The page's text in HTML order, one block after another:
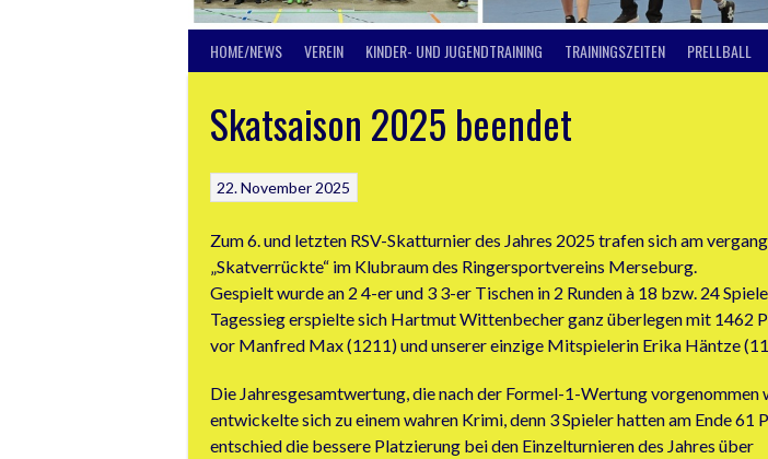
HOME/NEWS VEREIN KINDER- UND JUGENDTRAINING TRAININGSZEITEN PRELLBALL
Skatsaison 2025 beendet
22. November 2025
Zum 6. und letzten RSV-Skatturnier des Jahres 2025 trafen sich am
„Skatverrückte“ im Klubraum des Ringersportvereins Merseburg.
Gespielt wurde an 2 4-er und 3 3-er Tischen in 2 Runden à 18 bzw. 24
Tagessieg erspielte sich Hartmut Wittenbecher ganz überlegen mit 1462
vor Manfred Max (1211) und unserer einzige Mitspielerin Erika Häntze
Die Jahresgesamtwertung, die nach der Formel-1-Wertung vorgenommen
entwickelte sich zu einem wahren Krimi, denn 3 Spieler hatten am Ende 61
entschied die bessere Platzierung bei den Einzelturnieren des Jahres über